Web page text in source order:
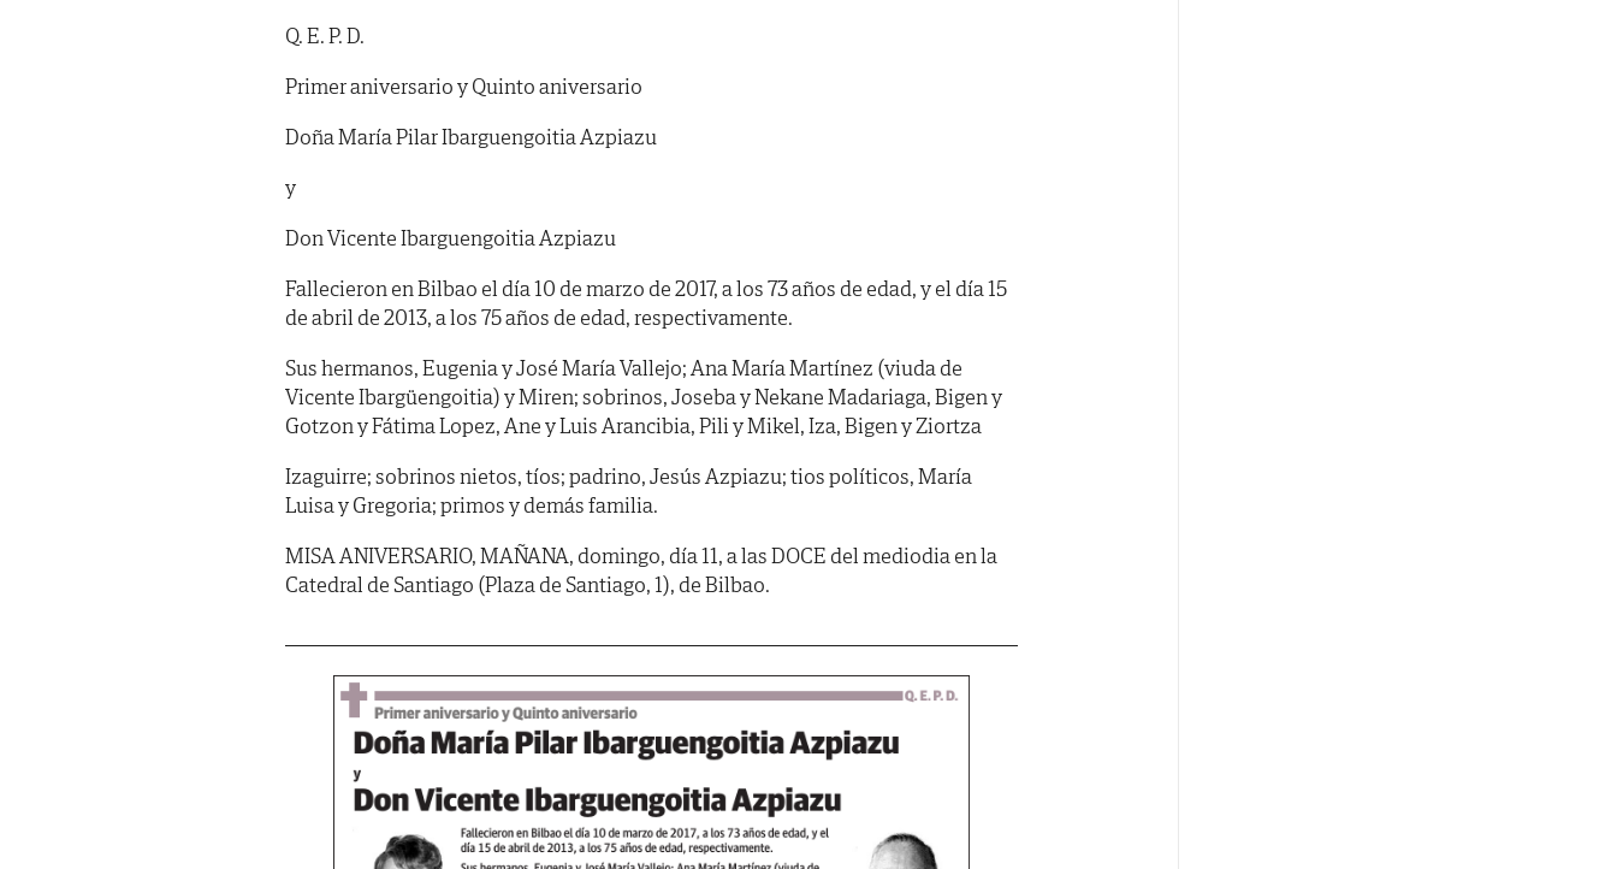
Q. E. P. D.
Primer aniversario y Quinto aniversario
Doña María Pilar Ibarguengoitia Azpiazu
y
Don Vicente Ibarguengoitia Azpiazu
Fallecieron en Bilbao el día 10 de marzo de 2017, a los 73 años de edad, y el día 15
de abril de 2013, a los 75 años de edad, respectivamente.
Sus hermanos, Eugenia y José María Vallejo; Ana María Martínez (viuda de
Vicente Ibargüengoitia) y Miren; sobrinos, Joseba y Nekane Madariaga, Bigen y
Gotzon y Fátima Lopez, Ane y Luis Arancibia, Pili y Mikel, Iza, Bigen y Ziortza
Izaguirre; sobrinos nietos, tíos; padrino, Jesús Azpiazu; tios políticos, María
Luisa y Gregoria; primos y demás familia.
MISA ANIVERSARIO, MAÑANA, domingo, día 11, a las DOCE del mediodia en la
Catedral de Santiago (Plaza de Santiago, 1), de Bilbao.